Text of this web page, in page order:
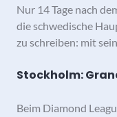
Nur 14 Tage nach
die schwedische
zu schreiben: mit
Stockholm:
Beim Diamond